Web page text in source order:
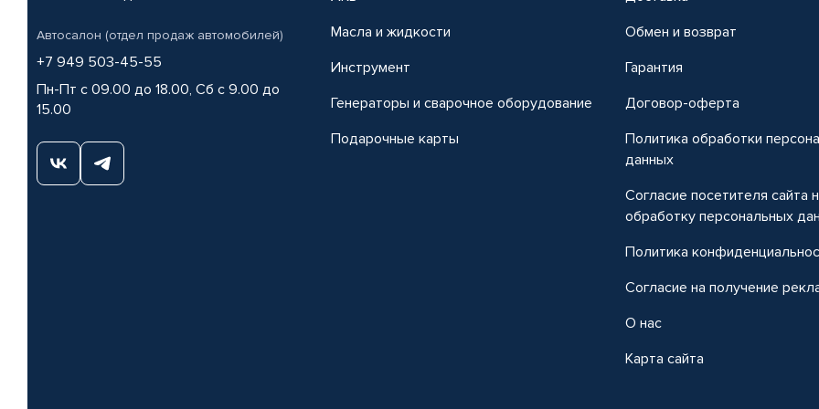
Автосалон (отдел продаж автомобилей)
+7 949 503-45-55
Пн-Пт с 09.00 до 18.00, Сб с 9.00 до
15.00
Масла и жидкости
Инструмент
Генераторы и сварочное оборудование
Подарочные карты
Обмен и возврат
Гарантия
Договор-оферта
Политика обработки
данных
Согласие посетителя сайта
обработку персональных
Политика
Согласие на получение
О нас
Карта сайта